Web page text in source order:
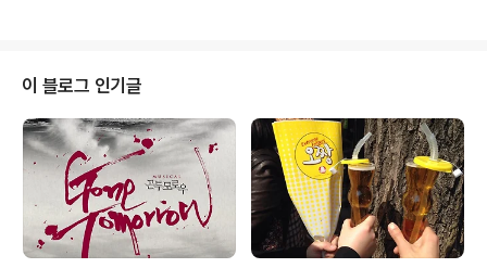
인생을 속인 채 계절의 힘에 놀란 채 밤낮도 잊은 채 지갑도 잊은 채 짝 안 맞는
양말로 산책길을 떠남에 으뜸 가는 순..
이 블로그 인기글